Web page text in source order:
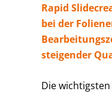
Rapid
bei der
steigender
Die